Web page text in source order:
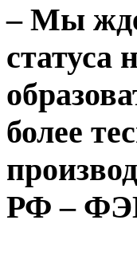
– Мы
статуса
более
РФ –